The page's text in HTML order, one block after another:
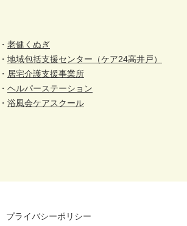
老健くぬぎ
地域包括支援センター（ケア24高井戸）
居宅介護支援事業所
ヘルパーステーション
浴風会ケアスクール
プライバシーポリシー